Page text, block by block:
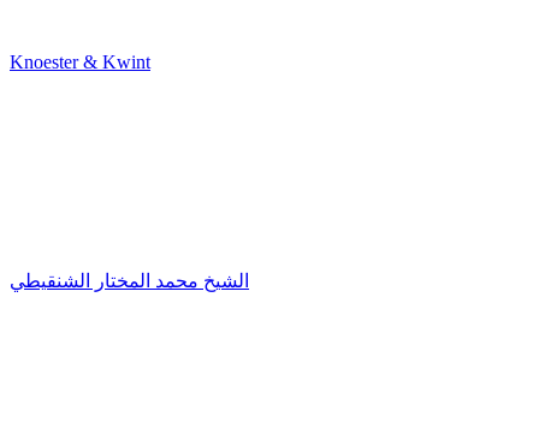
Knoester & Kwint
الشيخ محمد المختار الشنقيطي